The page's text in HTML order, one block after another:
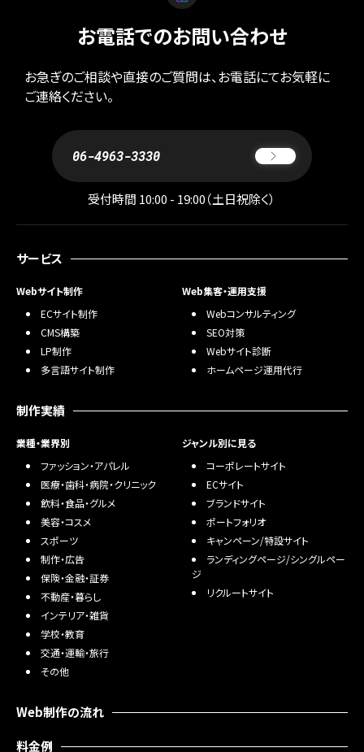
お電話でのお問い合わせ
お急ぎのご相談や直接のご質問は、お電話にてお気軽に
ご連絡ください。
06-4963-3330
受付時間 10:00 - 19:00（土日祝除く）
サービス
Webサイト制作
ECサイト制作
CMS構築
LP制作
多言語サイト制作
Web集客・運用支援
Webコンサルティング
SEO対策
Webサイト診断
ホームページ運用代行
制作実績
業種・業界別
ファッション・アパレル
医療・歯科・病院・クリニック
飲料・食品・グルメ
美容・コスメ
スポーツ
制作・広告
保険・金融・証券
不動産・暮らし
インテリア・雑貨
学校・教育
交通・運輸・旅行
その他
ジャンル別に見る
コーポレートサイト
ECサイト
ブランドサイト
ポートフォリオ
キャンペーン/特設サイト
ランディングページ/シングルペー
ジ
リクルートサイト
Web制作の流れ
料金例